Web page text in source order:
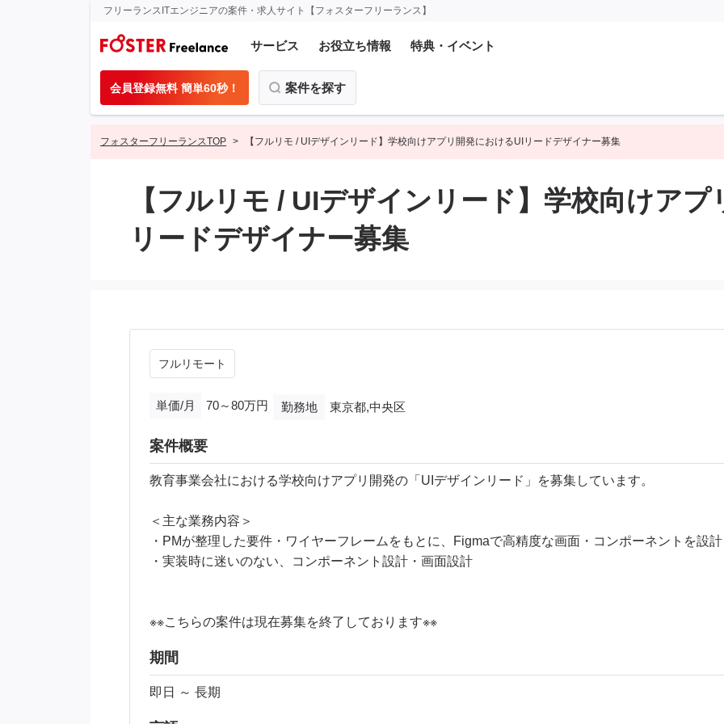
フリーランスITエンジニアの案件・求人サイト【フォスターフリーランス】
サービス お役立ち情報 特典・イベント
会員登録無料 簡単60秒！ 案件を探す
フォスターフリーランスTOP 【フルリモ / UIデザインリード】学校向けアプリ開発におけるUIリードデザイナー募集
【フルリモ / UIデザインリード】学校向けア
リードデザイナー募集
フルリモート
単価/月 70～80万円 勤務地 東京都,中央区
案件概要
教育事業会社における学校向けアプリ開発の「UIデザインリード」を募集しています。
＜主な業務内容＞
・PMが整理した要件・ワイヤーフレームをもとに、Figmaで高精度な画面・コンポーネントを設
・実装時に迷いのない、コンポーネント設計・画面設計
※※こちらの案件は現在募集を終了しております※※​
期間
即日 ～ 長期